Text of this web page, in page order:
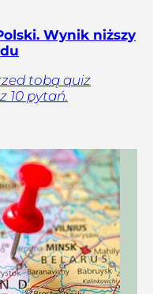
Wynik niższy
tobą quiz
10 pytań.